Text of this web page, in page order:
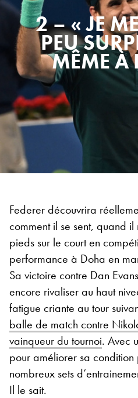
2 – « JE
PEU
MÊME À
Federer découvrira
comment il se sent, quand
pieds sur le court en
performance à Doha en
Sa victoire contre Dan
encore rivaliser au haut
fatigue criante au tour
balle de match contre
vainqueur du tournoi. Avec
pour améliorer sa condition
nombreux sets
Il le sait.